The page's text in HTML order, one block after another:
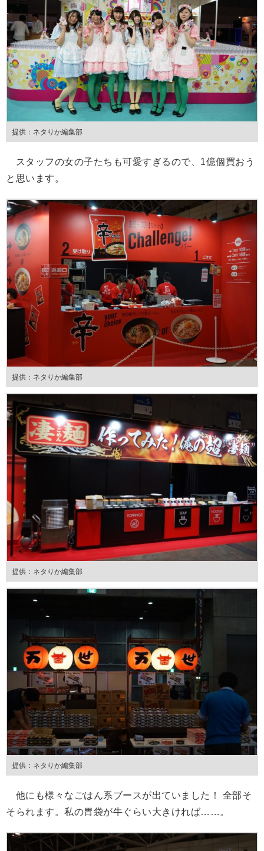
提供：ネタりか編集部
スタッフの女の子たちも可愛すぎるので、1億個買おう
と思います。
提供：ネタりか編集部
提供：ネタりか編集部
提供：ネタりか編集部
他にも様々なごはん系ブースが出ていました！ 全部そ
そられます。私の胃袋が牛ぐらい大きければ……。